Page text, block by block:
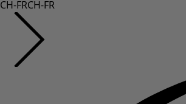
CH-FRCH-FR